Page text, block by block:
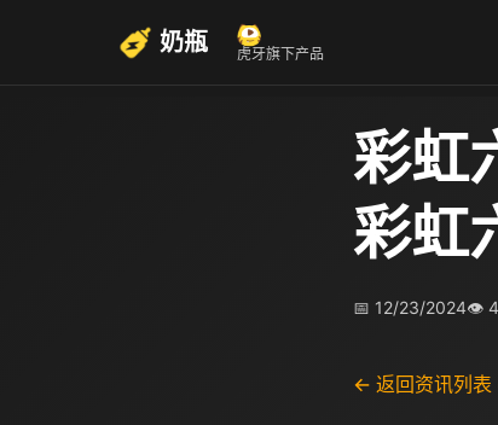
奶瓶 虎牙旗下产品
彩虹
彩虹
📅 12/23/2024👁
← 返回资讯列表